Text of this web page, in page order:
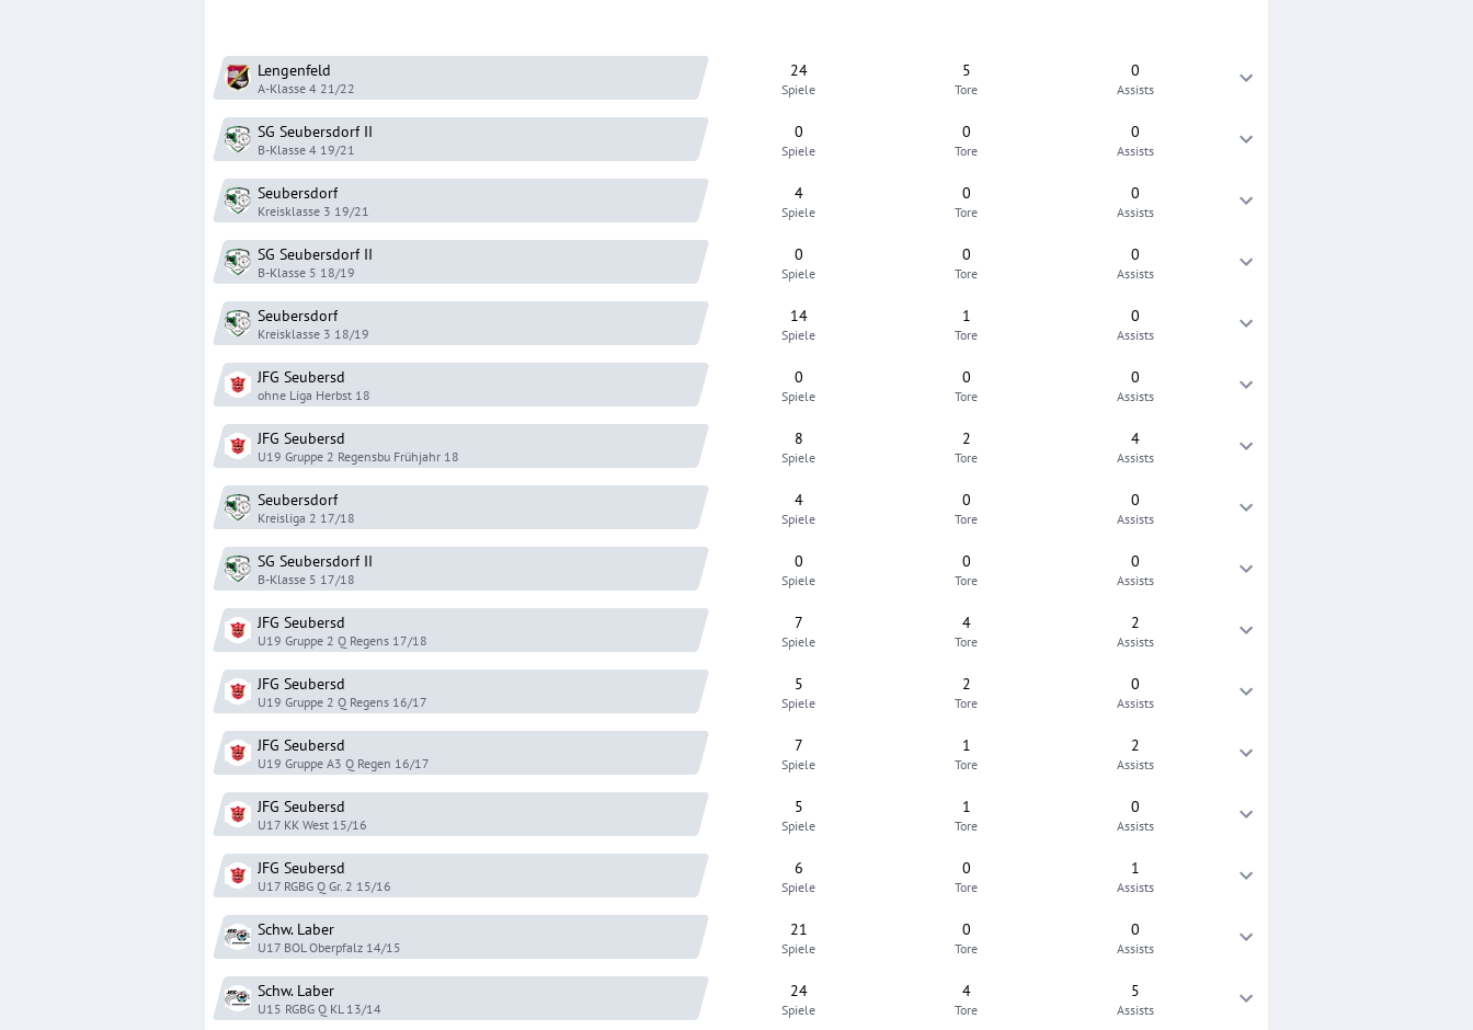
Lengenfeld
A-Klasse 4 21/22
24
Spiele
5
Tore
0
Assists
SG Seubersdorf II
B-Klasse 4 19/21
0
Spiele
0
Tore
0
Assists
Seubersdorf
Kreisklasse 3 19/21
4
Spiele
0
Tore
0
Assists
SG Seubersdorf II
B-Klasse 5 18/19
0
Spiele
0
Tore
0
Assists
Seubersdorf
Kreisklasse 3 18/19
14
Spiele
1
Tore
0
Assists
JFG Seubersd
ohne Liga Herbst 18
0
Spiele
0
Tore
0
Assists
JFG Seubersd
U19 Gruppe 2 Regensbu Frühjahr 18
8
Spiele
2
Tore
4
Assists
Seubersdorf
Kreisliga 2 17/18
4
Spiele
0
Tore
0
Assists
SG Seubersdorf II
B-Klasse 5 17/18
0
Spiele
0
Tore
0
Assists
JFG Seubersd
U19 Gruppe 2 Q Regens 17/18
7
Spiele
4
Tore
2
Assists
JFG Seubersd
U19 Gruppe 2 Q Regens 16/17
5
Spiele
2
Tore
0
Assists
JFG Seubersd
U19 Gruppe A3 Q Regen 16/17
7
Spiele
1
Tore
2
Assists
JFG Seubersd
U17 KK West 15/16
5
Spiele
1
Tore
0
Assists
JFG Seubersd
U17 RGBG Q Gr. 2 15/16
6
Spiele
0
Tore
1
Assists
Schw. Laber
U17 BOL Oberpfalz 14/15
21
Spiele
0
Tore
0
Assists
Schw. Laber
U15 RGBG Q KL 13/14
24
Spiele
4
Tore
5
Assists